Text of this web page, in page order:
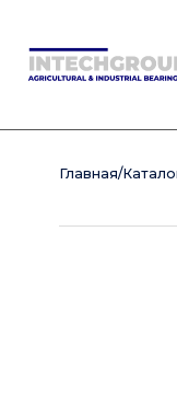
Главная/